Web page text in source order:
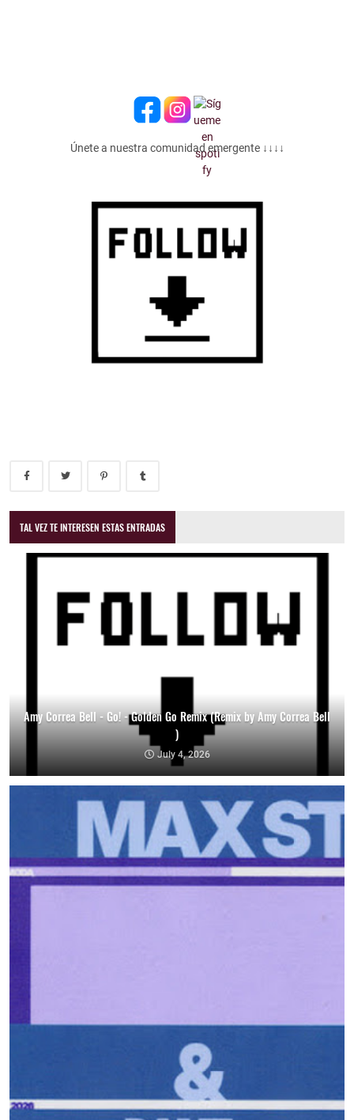
Únete a nuestra comunidad emergente ↓↓↓↓
TAL VEZ TE INTERESEN ESTAS ENTRADAS
Amy Correa Bell - Go! - Golden Go Remix (Remix by Amy Correa Bell
)
July 4, 2026